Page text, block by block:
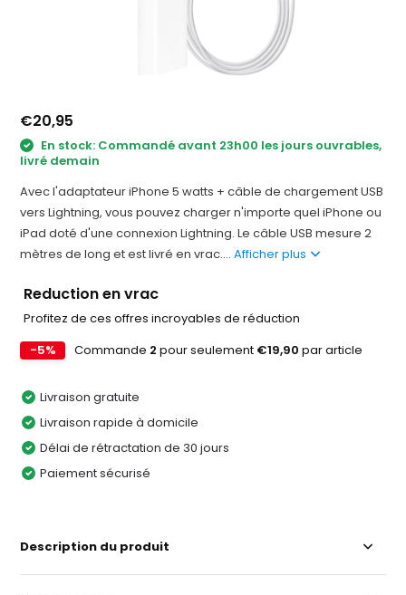
€20,95
En stock: Commandé avant 23h00 les jours ouvrables,
livré demain
Avec l'adaptateur iPhone 5 watts + câble de chargement USB
vers Lightning, vous pouvez charger n'importe quel iPhone ou
iPad doté d'une connexion Lightning. Le câble USB mesure 2
mètres de long et est livré en vrac....Afficher plus
Reduction en vrac
Profitez de ces offres incroyables de réduction
-5%
Commande 2 pour seulement €19,90 par article
Livraison gratuite
Livraison rapide à domicile
Délai de rétractation de 30 jours
Paiement sécurisé
Description du produit